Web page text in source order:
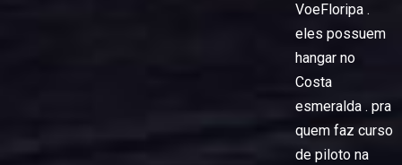
VoeFloripa .
eles possuem
hangar no
Costa
esmeralda . pra
quem faz curso
de piloto na